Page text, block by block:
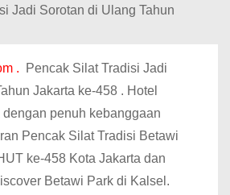
. Pencak Silat Tradisi Jadi
Jakarta ke-458 . Hotel
dengan penuh kebanggaan
Pencak Silat Tradisi Betawi
ke-458 Kota Jakarta dan
Betawi Park di Kalsel.